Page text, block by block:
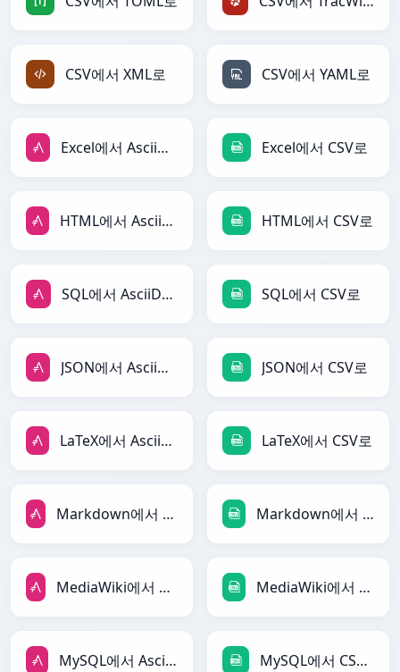
CSV에서 XML로 CSV에서 YAML로
Excel에서 AsciiDoc로 Excel에서 CSV로
HTML에서 AsciiDoc로 HTML에서 CSV로
SQL에서 AsciiDoc로 SQL에서 CSV로
JSON에서 AsciiDoc로 JSON에서 CSV로
LaTeX에서 AsciiDoc로 LaTeX에서 CSV로
Markdown에서 AsciiDoc로 Markdown에서 CSV로
MediaWiki에서 AsciiDoc로 MediaWiki에서 CSV로
MySQL에서 AsciiDoc로 MySQL에서 CSV로